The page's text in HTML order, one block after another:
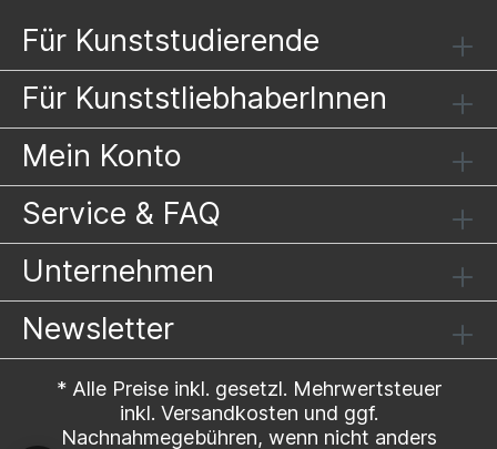
Für Kunststudierende
Für KunststliebhaberInnen
Mein Konto
Service & FAQ
Unternehmen
Newsletter
* Alle Preise inkl. gesetzl. Mehrwertsteuer
inkl. Versandkosten und ggf.
Nachnahmegebühren, wenn nicht anders